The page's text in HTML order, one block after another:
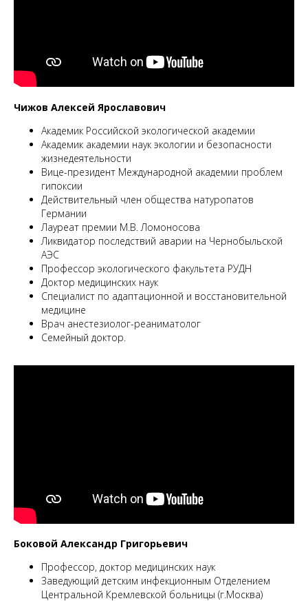
Чижов Алексей Ярославович
Академик Российской экологической академии
Академик академии наук экологии и безопасности
жизнедеятельности
Вице-президент Международной академии проблем
гипоксии
Действительный член общества натуропатов
Германии
Лауреат премии М.В. Ломоносова
Ликвидатор последствий аварии на Чернобыльской
АЭС
Профессор экологического факультета РУДН
Доктор медицинских наук
Специалист по адаптационной и восстановительной
медицине
Врач анестезиолог-реаниматолог
Семейный доктор.
Боковой Александр Григорьевич
Профессор, доктор медицинских наук
Заведующий детским инфекционным Отделением
Центральной Кремлевской больницы (г.Москва)